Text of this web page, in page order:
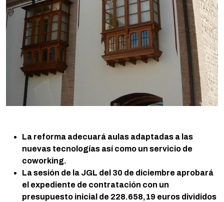
La reforma adecuará aulas adaptadas a las
nuevas tecnologías así como un servicio de
coworking.
La sesión de la JGL del 30 de diciembre aprobará
el expediente de contratación con un
presupuesto inicial de 228.658,19 euros divididos